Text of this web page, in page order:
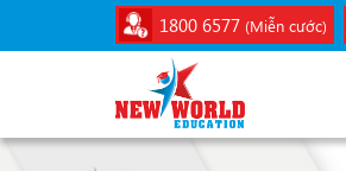
1800 6577 (Miễn cước)
Previous